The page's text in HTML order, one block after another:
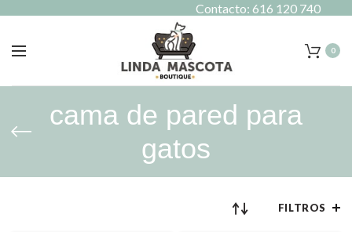
0
cama de pared para
gatos
FILTROS
Contacto: 616 120 740